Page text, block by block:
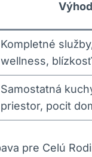
Kompletné
wellness,
Samostatná
priestor, pocit